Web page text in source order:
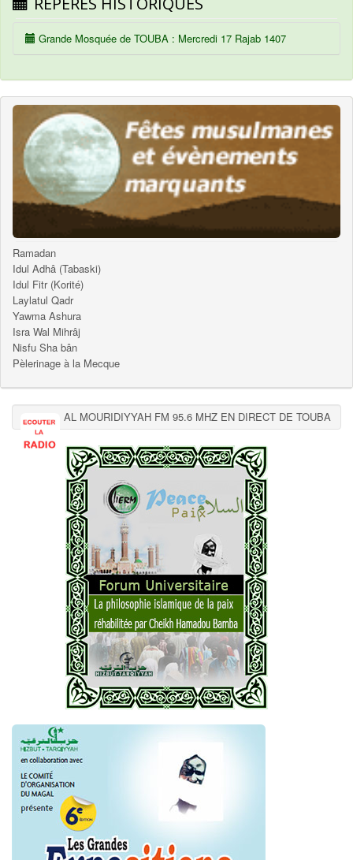
Grande Mosquée de TOUBA : Mercredi 17 Rajab 1407
Ramadan
Idul Adhâ (Tabaski)
Idul Fitr (Korité)
Laylatul Qadr
Yawma Ashura
Isra Wal Mihrâj
Nisfu Sha bân
Pèlerinage à la Mecque
AL MOURIDIYYAH FM 95.6 MHZ EN DIRECT DE TOUBA